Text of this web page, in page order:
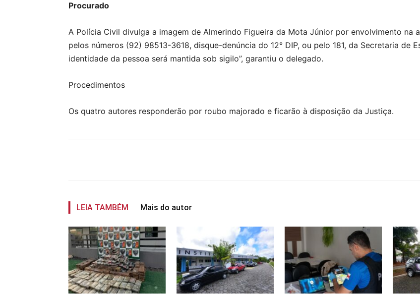
Procurado
A Polícia Civil divulga a imagem de Almerindo Figueira da Mota Júnior por envolvimento na
pelos números (92) 98513-3618, disque-denúncia do 12° DIP, ou pelo 181, da Secretaria de
identidade da pessoa será mantida sob sigilo”, garantiu o delegado.
Procedimentos
Os quatro autores responderão por roubo majorado e ficarão à disposição da Justiça.
LEIA TAMBÉM Mais do autor